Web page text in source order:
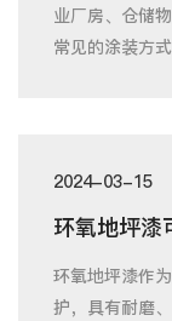
业厂房、仓储
常见的涂装方
2024-03-15
环氧地坪漆
环氧地坪漆作
护，具有耐磨